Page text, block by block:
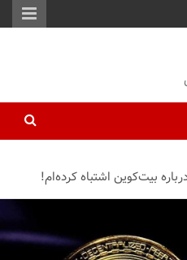
بیت‌کوین اشتباه کرده‌ام!